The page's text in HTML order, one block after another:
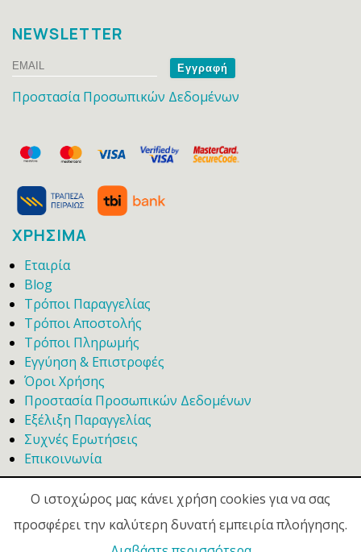
NEWSLETTER
Email
Name
Προστασία Προσωπικών Δεδομένων
ΧΡΗΣΙΜΑ
Εταιρία
Blog
Τρόποι Παραγγελίας
Τρόποι Αποστολής
Τρόποι Πληρωμής
Εγγύηση & Επιστροφές
Όροι Χρήσης
Προστασία Προσωπικών Δεδομένων
Εξέλιξη Παραγγελίας
Συχνές Ερωτήσεις
Επικοινωνία
Ο ιστοχώρος μας κάνει χρήση cookies για να σας
προσφέρει την καλύτερη δυνατή εμπειρία πλοήγησης.